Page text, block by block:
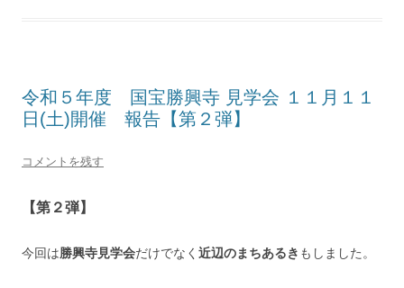
令和５年度 国宝勝興寺 見学会 １１月１１
日(土)開催 報告【第２弾】
コメントを残す
【第２弾】
今回は勝興寺見学会だけでなく 近辺のまちあるき もしました。